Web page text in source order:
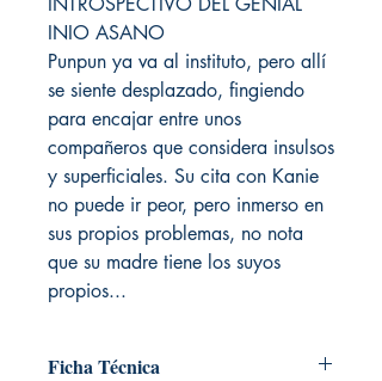
INIO ASANO
Punpun ya va al instituto, pero allí
se siente desplazado, fingiendo
para encajar entre unos
compañeros que considera insulsos
y superficiales. Su cita con Kanie
no puede ir peor, pero inmerso en
sus propios problemas, no nota
que su madre tiene los suyos
propios...
Ficha Técnica